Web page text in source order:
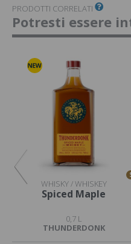
PRODOTTI CORRELATI
Potresti essere
WHISKY / WHISKEY
Spiced Maple
0,7 L
THUNDERDONK